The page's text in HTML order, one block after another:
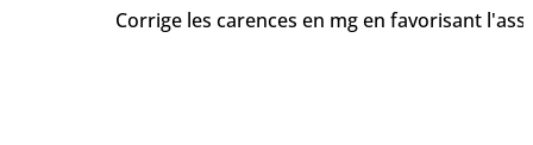
Corrige les carences en mg en favorisant